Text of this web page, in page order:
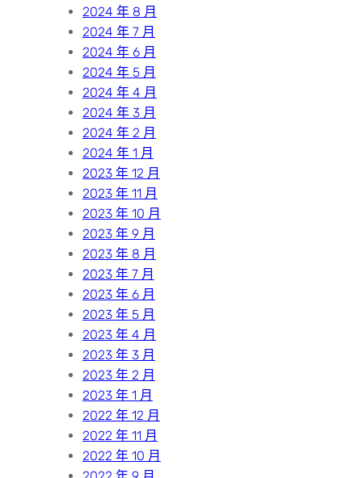
2024 年 8 月
2024 年 7 月
2024 年 6 月
2024 年 5 月
2024 年 4 月
2024 年 3 月
2024 年 2 月
2024 年 1 月
2023 年 12 月
2023 年 11 月
2023 年 10 月
2023 年 9 月
2023 年 8 月
2023 年 7 月
2023 年 6 月
2023 年 5 月
2023 年 4 月
2023 年 3 月
2023 年 2 月
2023 年 1 月
2022 年 12 月
2022 年 11 月
2022 年 10 月